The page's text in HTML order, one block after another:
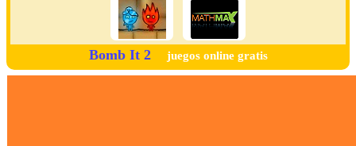
Bomb It 2 juegos online gratis